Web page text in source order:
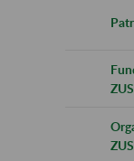
ZUS
ZUS